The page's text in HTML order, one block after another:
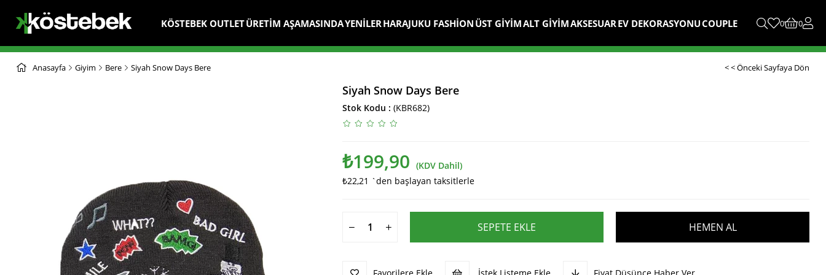
KÖSTEBEK OUTLETÜRETİM AŞAMASINDAYENİLER HARAJUKU FASHİON ÜST GİYİMALT GİYİMAKSESUAR EV DEKORASYONUCOUPLE 0 0
Anasayfa Giyim Bere Siyah Snow Days Bere < < Önceki Sayfaya Dön
Siyah Snow Days Bere
Stok Kodu (KBR682)
₺199,90 (KDV Dahil)
₺22,21 `den başlayan taksitlerle